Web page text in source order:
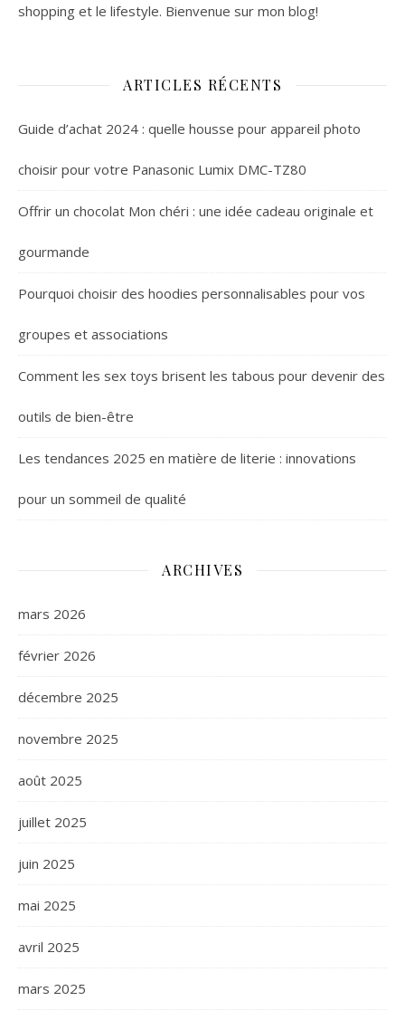
shopping et le lifestyle. Bienvenue sur mon blog!
ARTICLES RÉCENTS
Guide d’achat 2024 : quelle housse pour appareil photo
choisir pour votre Panasonic Lumix DMC-TZ80
Offrir un chocolat Mon chéri : une idée cadeau originale et
gourmande
Pourquoi choisir des hoodies personnalisables pour vos
groupes et associations
Comment les sex toys brisent les tabous pour devenir des
outils de bien-être
Les tendances 2025 en matière de literie : innovations
pour un sommeil de qualité
ARCHIVES
mars 2026
février 2026
décembre 2025
novembre 2025
août 2025
juillet 2025
juin 2025
mai 2025
avril 2025
mars 2025